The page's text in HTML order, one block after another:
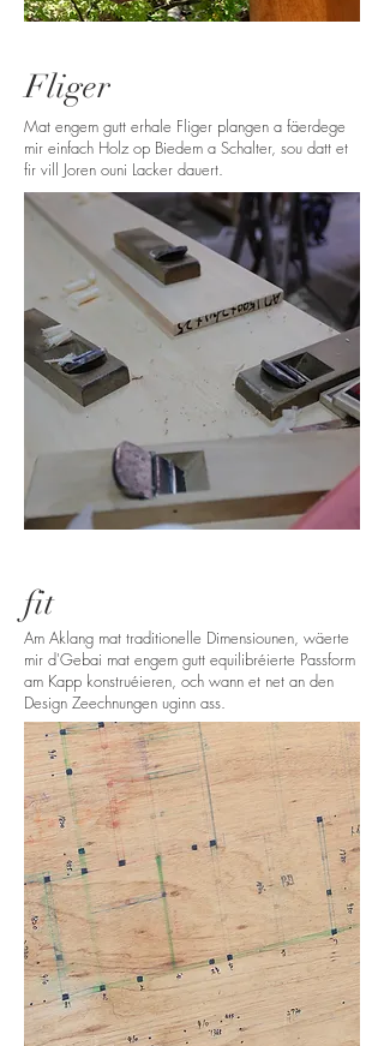
Fliger
Mat engem gutt erhale Fliger plangen a fäerdege
mir einfach Holz op Biedem a Schalter, sou datt et
fir vill Joren ouni Lacker dauert.
fit
Am Aklang mat traditionelle Dimensiounen, wäerte
mir d'Gebai mat engem gutt equilibréierte Passform
am Kapp konstruéieren, och wann et net an den
Design Zeechnungen uginn ass.